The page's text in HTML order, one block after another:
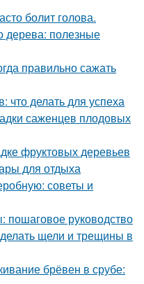
болит голова.
дерева: полезные
правильно сажать
что делать для успеха
саженцев плодовых
фруктовых деревьев
для отдыха
советы и
пошаговое руководство
щели и трещины в
брёвен в срубе: